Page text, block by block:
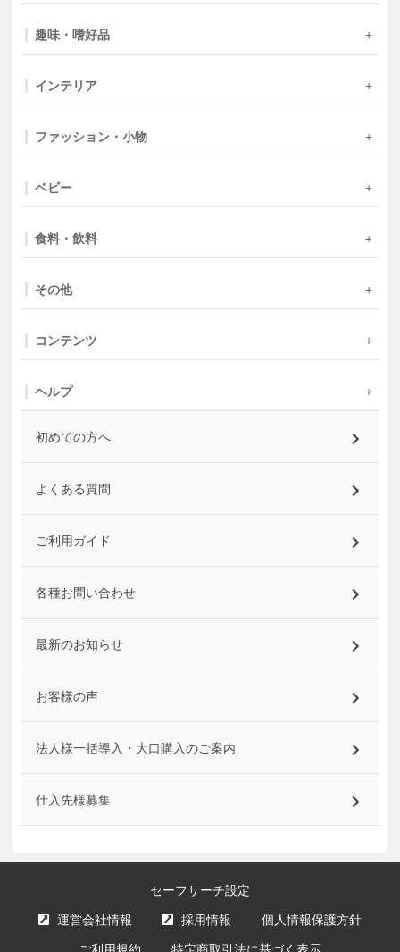
趣味・嗜好品
インテリア
ファッション・小物
ベビー
食料・飲料
その他
コンテンツ
ヘルプ
初めての方へ
よくある質問
ご利用ガイド
各種お問い合わせ
最新のお知らせ
お客様の声
法人様一括導入・大口購入のご案内
仕入先様募集
セーフサーチ設定
運営会社情報 採用情報 個人情報保護方針